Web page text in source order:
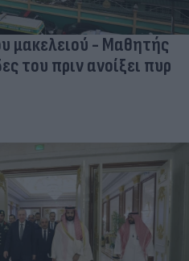
μακελειού - Μαθητής
του πριν ανοίξει πυρ